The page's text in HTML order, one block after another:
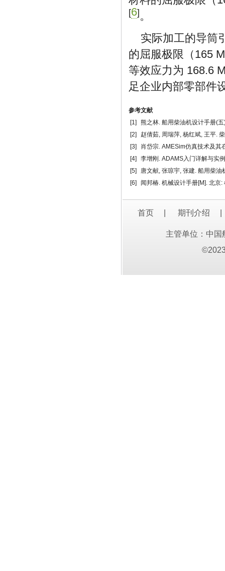
[6]。
实际加工的导筒
的屈服极限（165
等效应力为 168.6
足企业内部零部件
参考文献
[1]
熊之林. 船用柴油机设计手册(
[2]
赵倩茹, 周瑞萍, 杨红斌, 王平.
[3]
肖岱宗. AMESim仿真技术及
[4]
李增刚. ADAMS入门详解与实
[5]
唐文献, 张琼宇, 张建. 船用柴
[6]
闻邦椿. 机械设计手册[M]. 北京